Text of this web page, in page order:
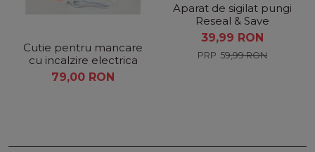
Cutie pentru mancare
cu incalzire electrica
79,00 RON
Aparat de sigilat pungi
Reseal & Save
39,99 RON
59,99 RON